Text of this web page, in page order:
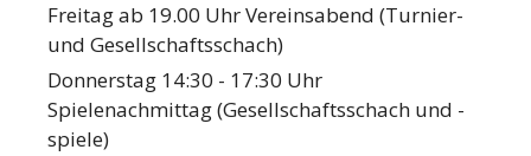
Freitag ab 19.00 Uhr Vereinsabend (Turnier-
und Gesellschaftsschach)
Donnerstag 14:30 - 17:30 Uhr
Spielenachmittag (Gesellschaftsschach und -
spiele)